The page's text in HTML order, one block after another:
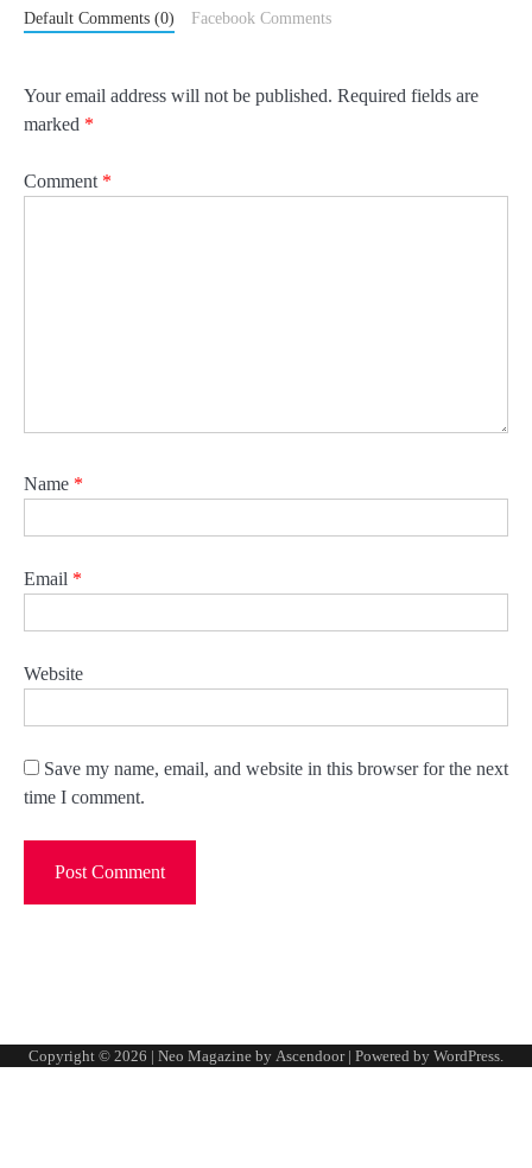
Default Comments (0) Facebook Comments
Your email address will not be published. Required fields are
marked *
Comment *
Name *
Email *
Website
Save my name, email, and website in this browser for the next
time I comment.
Copyright © 2026 | Neo Magazine by Ascendoor| Powered by WordPress.